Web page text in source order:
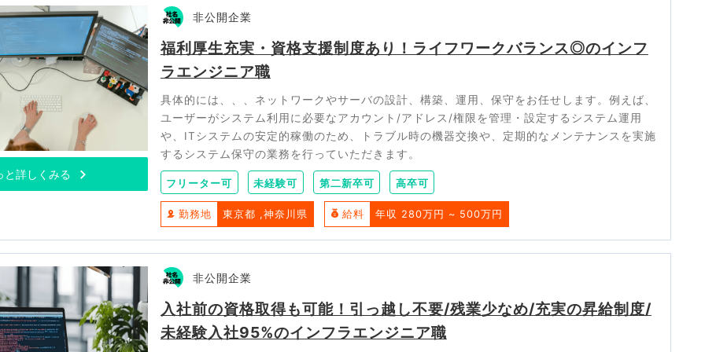
と詳しくみる
非公開企業
福利厚生充実・資格支援制度あり！ライフワークバランス◎のインフ
ラエンジニア職
具体的には、、、ネットワークやサーバの設計、構築、運用、保守をお任せします。例えば、
ユーザーがシステム利用に必要なアカウント/アドレス/権限を管理・設定するシステム運用
や、ITシステムの安定的稼働のため、トラブル時の機器交換や、定期的なメンテナンスを実施
するシステム保守の業務を行っていただきます。
フリーター可 未経験可 第二新卒可 高卒可
勤務地 東京都 神奈川県 給料 年収 280万円 ~ 500万円
非公開企業
入社前の資格取得も可能！引っ越し不要/残業少なめ/充実の昇給制度/
未経験入社95%のインフラエンジニア職